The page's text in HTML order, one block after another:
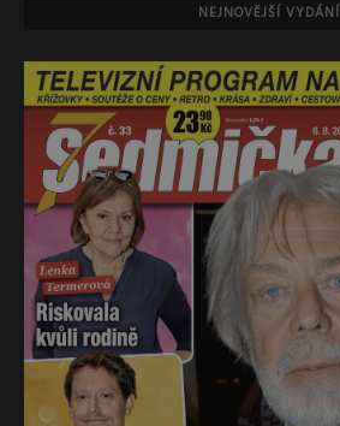
NEJNOVĚJŠÍ VYDÁNÍ